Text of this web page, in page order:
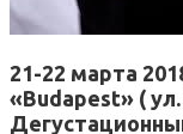
21-22 марта
«Budapest» (